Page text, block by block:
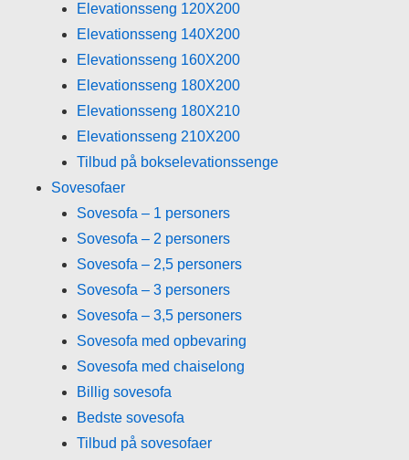
Elevationsseng 120X200
Elevationsseng 140X200
Elevationsseng 160X200
Elevationsseng 180X200
Elevationsseng 180X210
Elevationsseng 210X200
Tilbud på bokselevationssenge
Sovesofaer
Sovesofa – 1 personers
Sovesofa – 2 personers
Sovesofa – 2,5 personers
Sovesofa – 3 personers
Sovesofa – 3,5 personers
Sovesofa med opbevaring
Sovesofa med chaiselong
Billig sovesofa
Bedste sovesofa
Tilbud på sovesofaer